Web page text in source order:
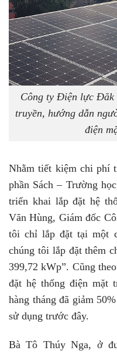
Công ty Điện lực Đăk
truyền, hướng dẫn
điện
Nhằm tiết kiệm chi phí
phần Sách – Trường
triển khai lắp đặt hệ
Văn Hùng, Giám đốc
tôi chỉ lắp đặt tại một
chúng tôi lắp đặt thêm
399,72 kWp”. Cũng
đặt hệ thống điện mặt
hàng tháng đã giảm
sử dụng trước đây.
Bà Tô Thúy Nga, ở